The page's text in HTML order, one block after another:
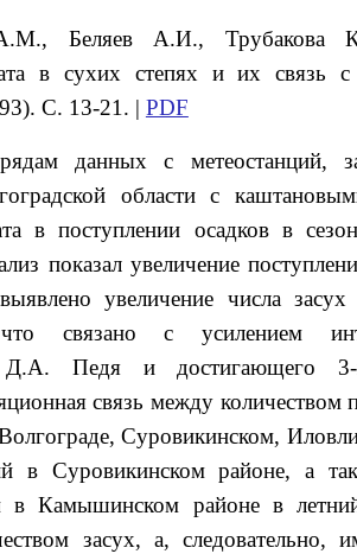
, БеляевА.И., Трубакова
в сухих степях и их связь
С. 13-21. | PDF
данных с метеостанций,
области с
в поступлении осадков в
показал увеличение
увеличение числа
связано с усилением
Д.А. Педя и достигающего
связь между
Суровикинском,
в Суровикинском районе, а
в Камышинском районе в
засух, а, следовательно,